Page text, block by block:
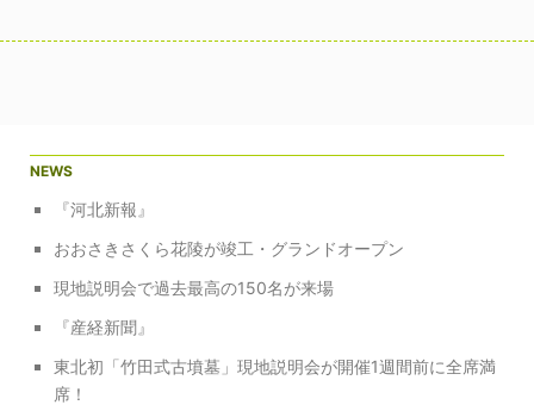
NEWS
『河北新報』
おおさきさくら花陵が竣工・グランドオープン
現地説明会で過去最高の150名が来場
『産経新聞』
東北初「竹田式古墳墓」現地説明会が開催1週間前に全席満
席！